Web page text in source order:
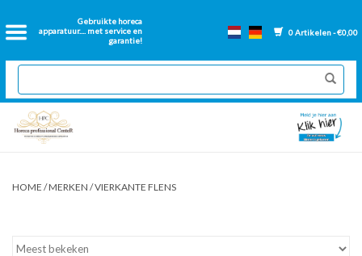
Gebruikte horeca
apparatuur.... met service en
garantie!
0 Artikelen - €0,00
Home
2dehands Horeca
Nieuwe apparatuur
Onderdelen bakwanden
HOME /MERKEN /VIERKANTE FLENS